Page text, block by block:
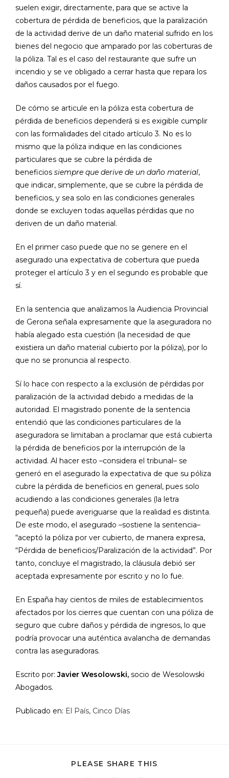
suelen exigir, directamente, para que se active la
cobertura de pérdida de beneficios, que la paralización
de la actividad derive de un daño material sufrido en los
bienes del negocio que amparado por las coberturas de
la póliza. Tal es el caso del restaurante que sufre un
incendio y se ve obligado a cerrar hasta que repara los
daños causados por el fuego.
De cómo se articule en la póliza esta cobertura de
pérdida de beneficios dependerá si es exigible cumplir
con las formalidades del citado artículo 3. No es lo
mismo que la póliza indique en las condiciones
particulares que se cubre la pérdida de
beneficios siempre que derive de un daño material,
que indicar, simplemente, que se cubre la pérdida de
beneficios, y sea solo en las condiciones generales
donde se excluyen todas aquellas pérdidas que no
deriven de un daño material.
En el primer caso puede que no se genere en el
asegurado una expectativa de cobertura que pueda
proteger el artículo 3 y en el segundo es probable que
sí.
En la sentencia que analizamos la Audiencia Provincial
de Gerona señala expresamente que la aseguradora no
había alegado esta cuestión (la necesidad de que
existiera un daño material cubierto por la póliza), por lo
que no se pronuncia al respecto.
Sí lo hace con respecto a la exclusión de pérdidas por
paralización de la actividad debido a medidas de la
autoridad. El magistrado ponente de la sentencia
entendió que las condiciones particulares de la
aseguradora se limitaban a proclamar que está cubierta
la pérdida de beneficios por la interrupción de la
actividad. Al hacer esto –considera el tribunal– se
generó en el asegurado la expectativa de que su póliza
cubre la pérdida de beneficios en general, pues solo
acudiendo a las condiciones generales (la letra
pequeña) puede averiguarse que la realidad es distinta.
De este modo, el asegurado –sostiene la sentencia–
“aceptó la póliza por ver cubierto, de manera expresa,
“Pérdida de beneficios/Paralización de la actividad”. Por
tanto, concluye el magistrado, la cláusula debió ser
aceptada expresamente por escrito y no lo fue.
En España hay cientos de miles de establecimientos
afectados por los cierres que cuentan con una póliza de
seguro que cubre daños y pérdida de ingresos, lo que
podría provocar una auténtica avalancha de demandas
contra las aseguradoras.
Escrito por: Javier Wesolowski, socio de Wesolowski
Abogados.
Publicado en: El País, Cinco Días
PLEASE SHARE THIS